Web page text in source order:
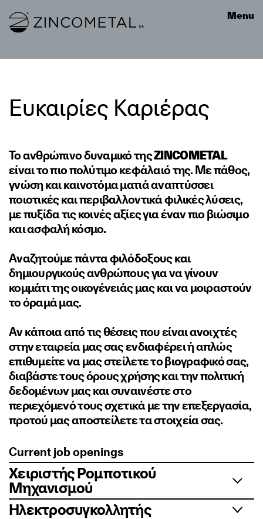
Link to homepage Menu
Ευκαιρίες Καριέρας
Το ανθρώπινο δυναμικό τηςZINCOMETAL
είναι το πιο πολύτιμο κεφάλαιό της. Με πάθος,
γνώση και καινοτόμα ματιά αναπτύσσει
ποιοτικές και περιβαλλοντικά φιλικές λύσεις,
με πυξίδα τις κοινές αξίες για έναν πιο βιώσιμο
και ασφαλή κόσμο.
Αναζητούμε πάντα φιλόδοξους και
δημιουργικούς ανθρώπους για να γίνουν
κομμάτι της οικογένειάς μας και να μοιραστούν
το όραμά μας.
Αν κάποια από τις θέσεις που είναι ανοιχτές
στην εταιρεία μας σας ενδιαφέρει ή απλώς
επιθυμείτε να μας στείλετε το βιογραφικό σας,
διαβάστε τους όρους χρήσης και την πολιτική
δεδομένων μας και συναινέστε στο
περιεχόμενό τους σχετικά με την επεξεργασία,
προτού μας αποστείλετε τα στοιχεία σας.
Current job openings
Χειριστής Ρομποτικού
Μηχανισμού
Ηλεκτροσυγκολλητής